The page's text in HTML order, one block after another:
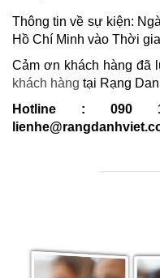
Thông tin về sự kiện:
Hồ Chí Minh vào Thời
Cảm ơn khách hàng đã
khách hàng tại Rạng
Hotline : 090